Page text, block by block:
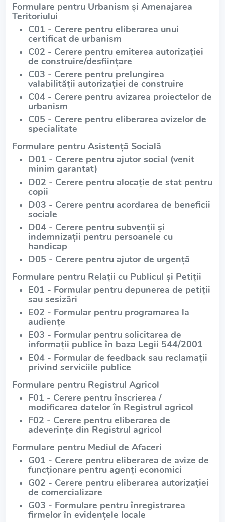
Formulare pentru Urbanism și Amenajarea
Teritoriului
C01 - Cerere pentru eliberarea unui
certificat de urbanism
C02 - Cerere pentru emiterea autorizației
de construire/desființare
C03 - Cerere pentru prelungirea
valabilității autorizației de construire
C04 - Cerere pentru avizarea proiectelor de
urbanism
C05 - Cerere pentru eliberarea avizelor de
specialitate
Formulare pentru Asistență Socială
D01 - Cerere pentru ajutor social (venit
minim garantat)
D02 - Cerere pentru alocație de stat pentru
copii
D03 - Cerere pentru acordarea de beneficii
sociale
D04 - Cerere pentru subvenții și
indemnizații pentru persoanele cu
handicap
D05 - Cerere pentru ajutor de urgență
Formulare pentru Relații cu Publicul și Petiții
E01 - Formular pentru depunerea de petiții
sau sesizări
E02 - Formular pentru programarea la
audiențe
E03 - Formular pentru solicitarea de
informații publice în baza Legii 544/2001
E04 - Formular de feedback sau reclamații
privind serviciile publice
Formulare pentru Registrul Agricol
F01 - Cerere pentru înscrierea /
modificarea datelor în Registrul agricol
F02 - Cerere pentru eliberarea de
adeverințe din Registrul agricol
Formulare pentru Mediul de Afaceri
G01 - Cerere pentru eliberarea de avize de
funcționare pentru agenți economici
G02 - Cerere pentru eliberarea autorizației
de comercializare
G03 - Formulare pentru înregistrarea
firmelor în evidențele locale